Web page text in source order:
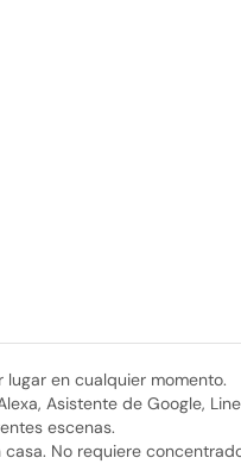
en cualquier momento.
Asistente de Google,
escenas.
No requiere